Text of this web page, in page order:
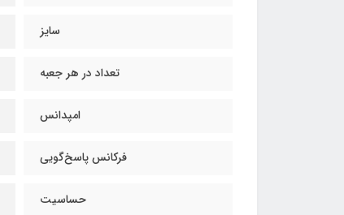
سایز
تعداد در هر جعبه
امپدانس
فرکانس پاسخ‌گویی
حساسیت